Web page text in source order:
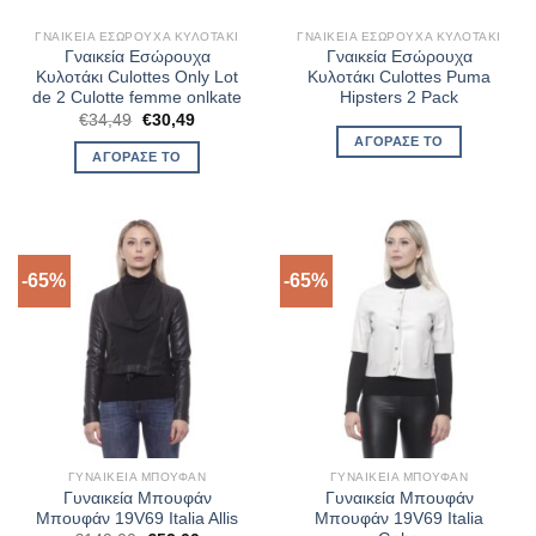
ΓΝΑΙΚΕΊΑ ΕΣΏΡΟΥΧΑ ΚΥΛΟΤΆΚΙ
Γναικεία Εσώρουχα
Κυλοτάκι Culottes Only Lot
de 2 Culotte femme onlkate
€34,49 Original
price
was:
€34,49.
€30,49Η
τιμή
ΑΓΌΡΑΣΈ ΤΟ
ΓΝΑΙΚΕΊΑ ΕΣΏΡΟΥΧΑ ΚΥΛΟΤΆΚΙ
Γναικεία Εσώρουχα
Κυλοτάκι Culottes Puma
Hipsters 2 Pack
ΑΓΌΡΑΣΈ ΤΟ
-65%
ΓΥΝΑΙΚΕΊΑ ΜΠΟΥΦΆΝ
Γυναικεία Μπουφάν
Μπουφάν 19V69 Italia Allis
-65%
ΓΥΝΑΙΚΕΊΑ ΜΠΟΥΦΆΝ
Γυναικεία Μπουφάν
Μπουφάν 19V69 Italia